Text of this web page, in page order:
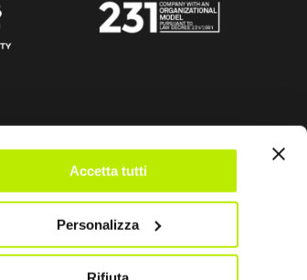
Accetta tutti
Personalizza